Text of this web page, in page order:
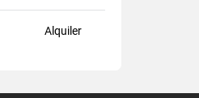
Alquiler